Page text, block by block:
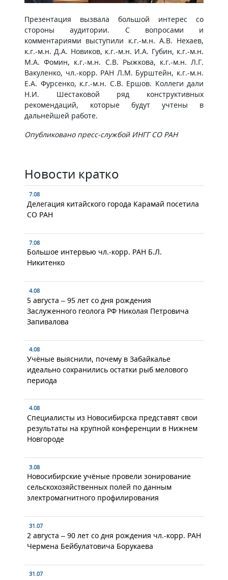
Презентация вызвала большой интерес со
стороны аудитории. С вопросами и
комментариями выступили к.г.-м.н. А.В. Нехаев,
к.г.-м.н. Д.А. Новиков, к.г.-м.н. И.А. Губин, к.г.-м.н.
М.А. Фомин, к.г.-м.н. С.В. Рыжкова, к.г.-м.н. Л.Г.
Вакуленко, чл.-корр. РАН Л.М. Бурштейн, к.г.-м.н.
Е.А. Фурсенко, к.г.-м.н. С.В. Ершов. Коллеги дали
Н.И. Шестаковой ряд конструктивных
рекомендаций, которые будут учтены в
дальнейшей работе.
Опубликовано пресс-службой ИНГГ СО РАН
Новости кратко
7.08
Делегация китайского города Карамай посетила
СО РАН
7.08
Большое интервью чл.-корр. РАН Б.Л.
Никитенко
4.08
5 августа – 95 лет со дня рождения
Заслуженного геолога РФ Николая Петровича
Запивалова
4.08
Учёные выяснили, почему в Забайкалье
идеально сохранились остатки рыб мелового
периода
4.08
Специалисты из Новосибирска представят свои
результаты на крупной конференции в Нижнем
Новгороде
3.08
Новосибирские учёные провели зонирование
сельскохозяйственных полей по данным
электромагнитного профилирования
31.07
2 августа – 90 лет со дня рождения чл.-корр. РАН
Чермена Бейбулатовича Борукаева
31.07